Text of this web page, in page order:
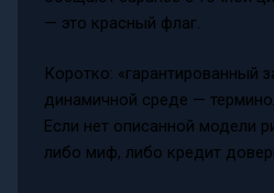
— это красный флаг.
Коротко: «гарантированный
динамичной среде —
Если нет описанной модели
либо миф, либо кредит